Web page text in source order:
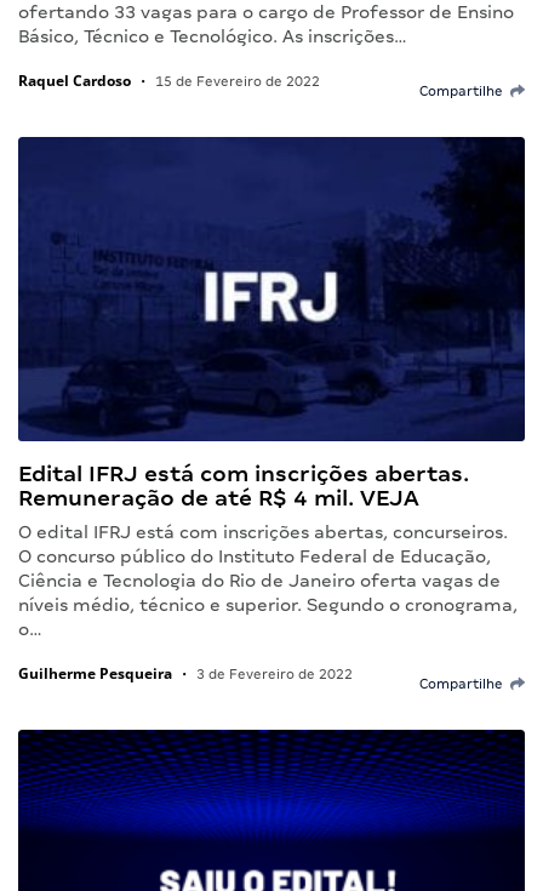
ofertando 33 vagas para o cargo de Professor de Ensino
Básico, Técnico e Tecnológico. As inscrições…
Raquel Cardoso • 15 de Fevereiro de 2022
Compartilhe
Edital IFRJ está com inscrições abertas.
Remuneração de até R$ 4 mil. VEJA
O edital IFRJ está com inscrições abertas, concurseiros.
O concurso público do Instituto Federal de Educação,
Ciência e Tecnologia do Rio de Janeiro oferta vagas de
níveis médio, técnico e superior. Segundo o cronograma,
o…
Guilherme Pesqueira • 3 de Fevereiro de 2022
Compartilhe